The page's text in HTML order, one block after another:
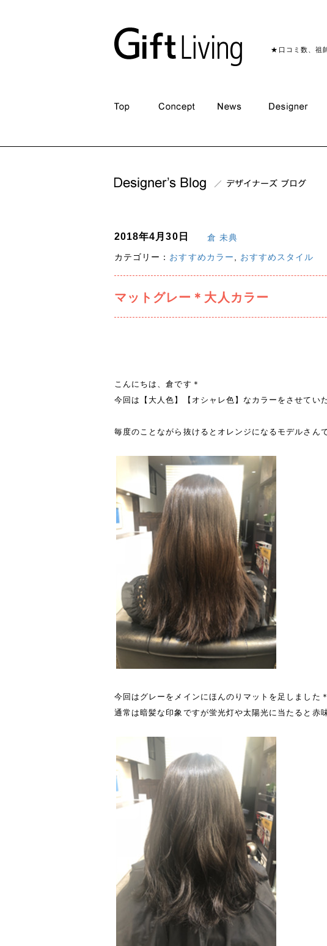
★口コミ数、祖
2018年4月30日
倉 未典
カテゴリー： おすすめカラー おすすめスタイル
マットグレー＊大人カラー
こんにちは、倉です＊
今回は【大人色】【オシャレ色】なカラーをさせてい
毎度のことながら抜けるとオレンジになるモデルさん
今回はグレーをメインにほんのりマットを足しました＊
通常は暗髪な印象ですが蛍光灯や太陽光に当たると赤